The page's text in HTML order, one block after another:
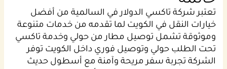
تعتبر شركة تاكسي الدولار في السالمية من أفضل
خيارات النقل في الكويت لما تقدمه من خدمات متنوعة
وموثوقة تشمل توصيل مطار من حولي وخدمة تاكسي
تحت الطلب حولي وتوصيل فوري داخل الكويت توفر
الشركة تجربة سفر مريحة وآمنة مع أسطول حديث